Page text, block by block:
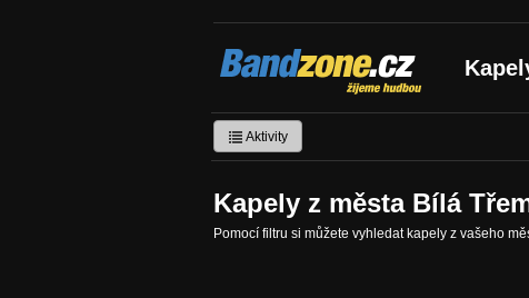
Bandzone.cz
žijeme hudbou
Aktivity
Kapely z města Bílá
Pomocí filtru si můžete vyhledat kapely z vašeho